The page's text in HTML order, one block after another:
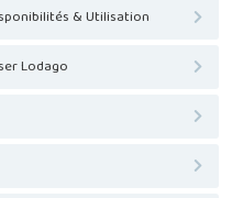
& Utilisation
Lodago